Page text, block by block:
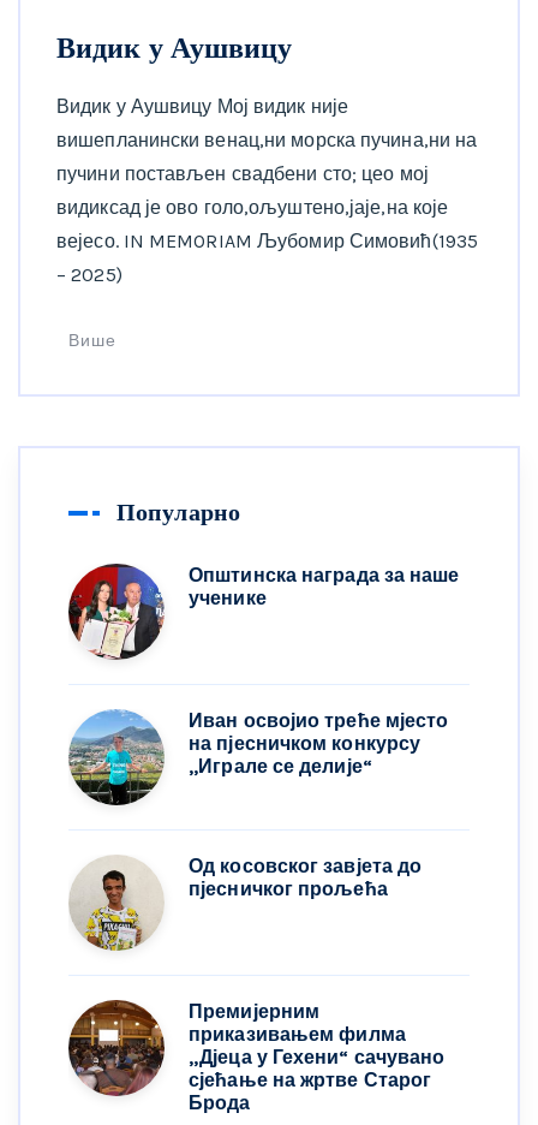
Видик у Аушвицу
Видик у Аушвицу Мој видик није
вишепланински венац,ни морска пучина,ни на
пучини постављен свадбени сто; цео мој
видиксад је ово голо,ољуштено,јаје,на које
вејесо. IN MEMORIAM Љубомир Симовић(1935
– 2025)
Више
Популарно
Општинска награда за наше
ученике
Иван освојио треће мјесто
на пјесничком конкурсу
,,Играле се делије“
Од косовског завјета до
пјесничког прољећа
Премијерним
приказивањем филма
„Дјеца у Гехени“ сачувано
сјећање на жртве Старог
Брода